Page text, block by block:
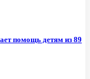
помощь детям из 89